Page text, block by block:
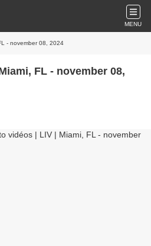
MENU
- november 08, 2024
FL - november 08,